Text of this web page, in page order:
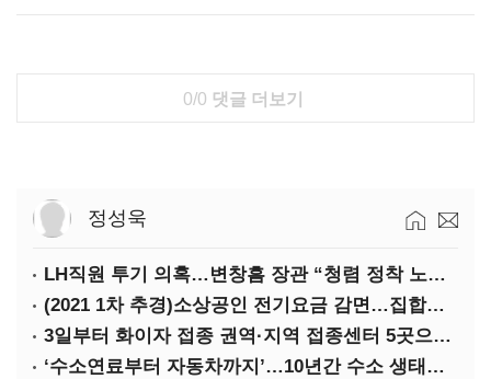
0/0 댓글 더보기
정성욱
LH직원 투기 의혹…변창흠 장관 “청렴 정착 노력해야”
(2021 1차 추경)소상공인 전기요금 감면…집합금지·제한 115만호 대상
3일부터 화이자 접종 권역·지역 접종센터 5곳으로 확대
‘수소연료부터 자동차까지’…10년간 수소 생태계 구축 42조 투자